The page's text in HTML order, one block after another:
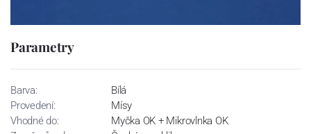
Parametry
Barva:
Bílá
Provedení:
Mísy
Vhodné do:
Myčka OK + Mikrovlnka OK